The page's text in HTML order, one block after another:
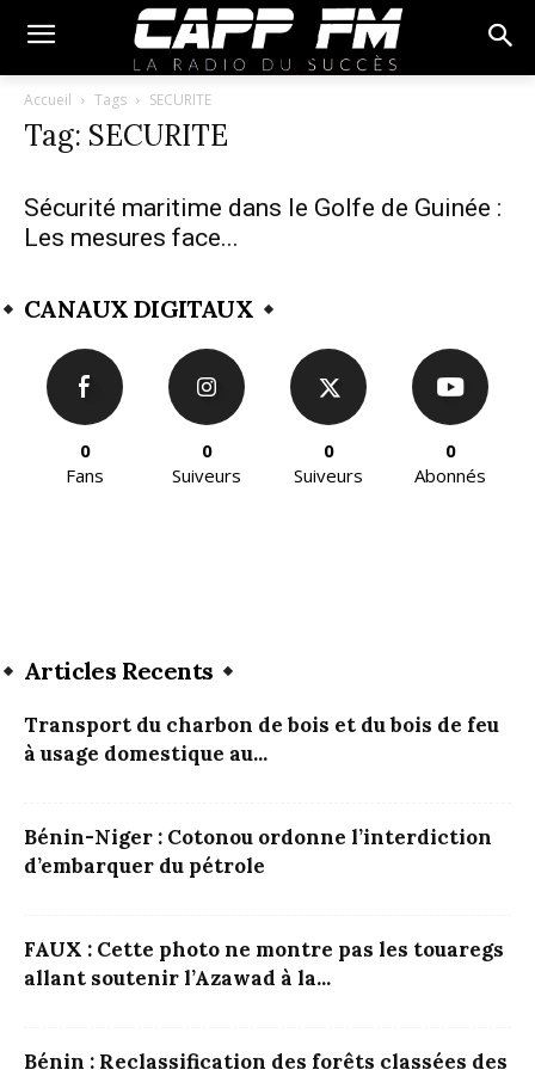
Accueil Tags SECURITE
Tag: SECURITE
Sécurité maritime dans le Golfe de Guinée :
Les mesures face...
CANAUX DIGITAUX
0
Fans
0
Suiveurs
0
Suiveurs
0
Abonnés
Articles Recents
Transport du charbon de bois et du bois de feu
à usage domestique au...
Bénin-Niger : Cotonou ordonne l’interdiction
d’embarquer du pétrole
FAUX : Cette photo ne montre pas les touaregs
allant soutenir l’Azawad à la...
Bénin : Reclassification des forêts classées des